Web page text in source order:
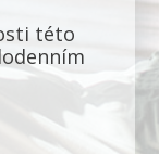
této